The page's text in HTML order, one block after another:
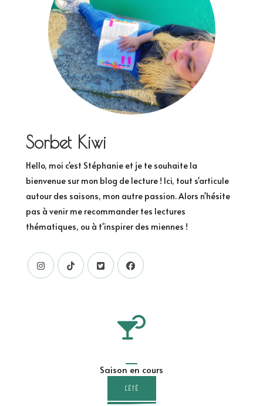
Sorbet Kiwi
Hello, moi c'est Stéphanie et je te souhaite la
bienvenue sur mon blog de lecture ! Ici, tout s'articule
autour des saisons, mon autre passion. Alors n'hésite
pas à venir me recommander tes lectures
thématiques, ou à t'inspirer des miennes !
Saison en cours
L'ÉTÉ